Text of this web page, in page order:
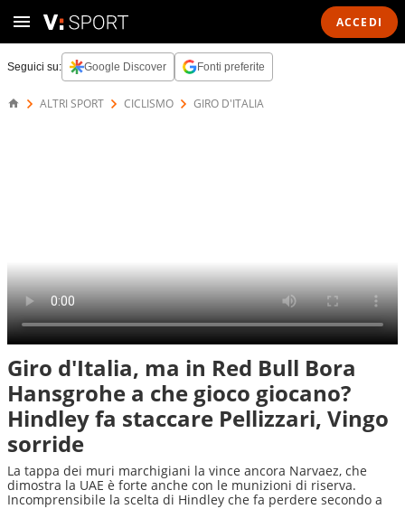
ACCEDI
Seguici su: Google Discover Fonti preferite
ALTRI SPORT CICLISMO GIRO D'ITALIA
Giro d'Italia, ma in Red Bull Bora
Hansgrohe a che gioco giocano?
Hindley fa staccare Pellizzari, Vingo
sorride
La tappa dei muri marchigiani la vince ancora Narvaez, che
dimostra la UAE è forte anche con le munizioni di riserva.
Incomprensibile la scelta di Hindley che fa perdere secondo a